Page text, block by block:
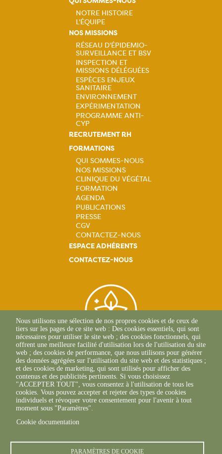
Navigation
principale
NOTRE HISTOIRE
L'ÉQUIPE
NOS MISSIONS
Navigation
principale
RÉSEAU D'ÉPIDEMIO-
SURVEILLANCE ET BSV
INSPECTION ET
MISSIONS DÉLÉGUÉES
ESPÈCES ENJEUX
SANITAIRE
ENVIRONNEMENT
EXPÉRIMENTATION
PROGRAMME ANTI-
CYP
RECRUTEMENT RH
FORMATIONS
Navigation
principale
QUI SOMMES-NOUS
NOS MISSIONS
CLINIQUE DU VÉGÉTAL
FORMATION
AGENDA
PUBLICATIONS
PRESSE
CGV
CONTACTEZ-NOUS
ESPACE ADHÉRENTS
CONTACTEZ-NOUS
Siège Social
1 Rue Léopold Sédar
Senghor
14 460 COLOMBELLES
Tél : 02 31 46 96 50
Nous utilisons une sélection de nos propres cookies et de ceux de
tiers sur les pages de ce site web : Des cookies essentiels, qui sont
nécessaires pour utiliser le site web ; des cookies fonctionnels, qui
offrent une meilleure facilité d'utilisation lors de l'utilisation du site
web ; des cookies de performance, que nous utilisons pour générer
des données agrégées sur l'utilisation du site web et des statistiques ;
et des cookies de marketing, qui sont utilisés pour afficher des
contenus et des publicités pertinents. Si vous choisissez
"ACCEPTER TOUT", vous consentez à l'utilisation de tous les
cookies. Vous pouvez accepter et rejeter des types de cookies
individuels et révoquer votre consentement pour l'avenir à tout
moment sous "Paramètres".
Cookie documentation
PARAMÈTRES DE COOKIE